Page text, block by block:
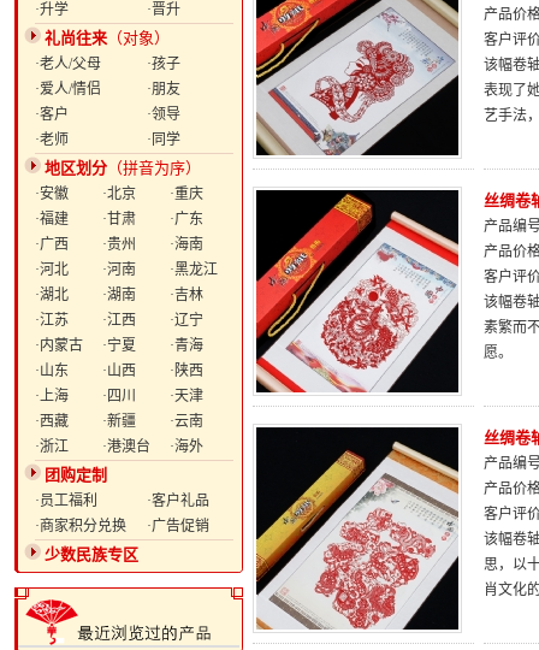
·升学
·晋升
礼尚往来 （对象）
·老人/父母
·孩子
·爱人/情侣
·朋友
·客户
·领导
·老师
·同学
地区划分 （拼音为序）
·安徽 ·北京
·重庆
·福建
·甘肃
·广东
·广西
·贵州
·海南
·河北
·河南
·黑龙江
·湖北
·湖南
·吉林
·江苏
·江西
·辽宁
·内蒙古
·宁夏
·青海
·山东
·山西
·陕西
·上海
·四川
·天津
·西藏
·新疆
·云南
·浙江
·港澳台 ·海外
团购定制
·员工福利
·客户礼品
·商家积分兑换
·广告促销
少数民族专区
产品价
客户评
该幅卷
表现了
艺手法
丝绸卷
产品编
产品价
客户评
该幅卷
素繁而
愿。
丝绸卷
产品编
产品价
客户评
该幅卷
思，以
肖文化